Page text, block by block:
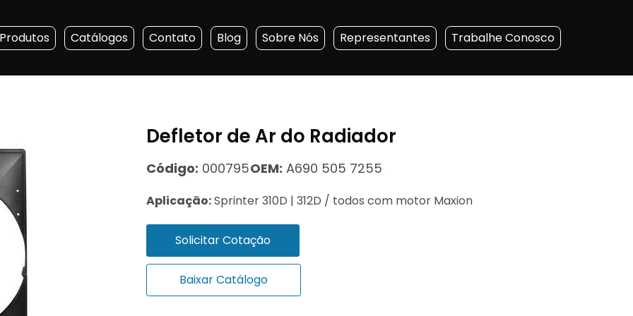
Produtos Catálogos Contato Blog Sobre Nós Representantes Trabalhe Conosco
Defletor de Ar do Radiador
Código: 000795OEM: A690 505 7255
Aplicação:Sprinter 310D | 312D / todos com motor Maxion
Solicitar Cotação
Baixar Catálogo